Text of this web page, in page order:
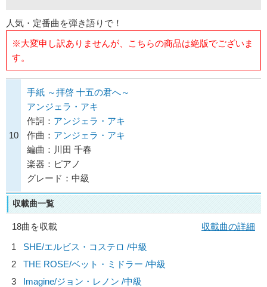
人気・定番曲を弾き語りで！
※大変申し訳ありませんが、こちらの商品は絶版でございま
す。
10
手紙 ～拝啓 十五の君へ～
アンジェラ・アキ
作詞： アンジェラ・アキ
作曲： アンジェラ・アキ
編曲：川田 千春
楽器：ピアノ
グレード：中級
収載曲一覧
18曲を収載
収載曲の詳細
1
SHE/エルビス・コステロ /中級
2
THE ROSE/ベット・ミドラー /中級
3
Imagine/ジョン・レノン /中級